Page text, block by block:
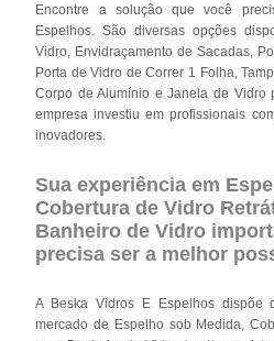
Encontre a solução que você
Espelhos. São diversas opções
Vidro, Envidraçamento de Sacadas,
Porta de Vidro de Correr 1 Folha,
Corpo de Alumínio e Janela de Vidro
empresa investiu em profissionais
inovadores.
Sua experiência em
Cobertura de Vidro
Banheiro de Vidro
precisa ser a melhor
A Beska Vidros E Espelhos dispõe
mercado de Espelho sob Medida,